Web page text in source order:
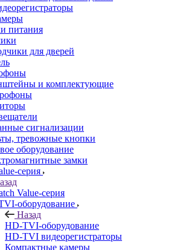
питания
для дверей
и комплектующие
сигнализации
тревожные кнопки
оборудование
замки
серия
Value-серия
оборудование
Назад
HD-TVI-оборудование
HD-TVI видеорегистраторы
Компактные камеры